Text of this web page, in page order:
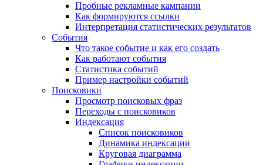
Пробные рекламные кампании
Как формируются ссылки
Интерпретация статистических результатов
События
Что такое событие и как его создать
Как работают события
Статистика событий
Пример настройки событий
Поисковики
Просмотр поисковых фраз
Переходы с поисковиков
Индексация
Список поисковиков
Динамика индексации
Круговая диаграмма